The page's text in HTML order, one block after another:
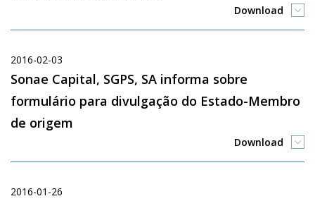
Download
2016-02-03
Sonae Capital, SGPS, SA informa sobre
formulário para divulgação do Estado-Membro
de origem
Download
2016-01-26